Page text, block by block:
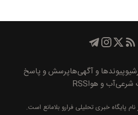
پیوند‌ها و آگهی‌هاپرسش و پاسخ
شرعیآب و هواRSS
پايگاه خبری تحليلی فرارو بلامانع است.